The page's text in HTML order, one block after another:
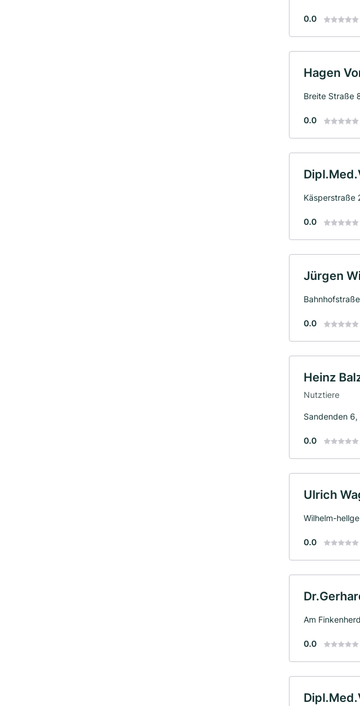
0.0
Hagen
Breite Straße
0.0
Käsperstraße
0.0
Jürgen
0.0
Heinz
Nutztiere
Sandenden
0.0
Ulrich
Wilhelm-
0.0
Am
0.0